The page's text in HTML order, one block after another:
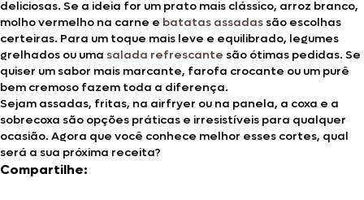
deliciosas. Se a ideia for um prato mais clássico, arroz branco,
molho vermelho na carne e batatas assadas são escolhas
certeiras. Para um toque mais leve e equilibrado, legumes
grelhados ou uma salada refrescante são ótimas pedidas. Se
quiser um sabor mais marcante, farofa crocante ou um purê
bem cremoso fazem toda a diferença.
Sejam assadas, fritas, na airfryer ou na panela, a coxa e a
sobrecoxa são opções práticas e irresistíveis para qualquer
ocasião. Agora que você conhece melhor esses cortes, qual
será a sua próxima receita?
Compartilhe: